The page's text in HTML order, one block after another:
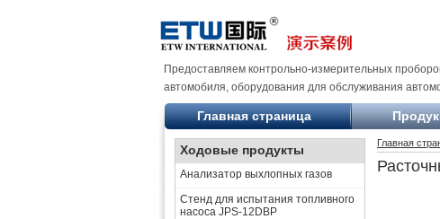
Предоставляем контрольно-измерительных
автомобиля, оборудования для обслуживания
Главная страница
Ходовые продукты
Анализатор выхлопных газов
Стенд для испытания топливного
насоса JPS-12DBP
Главная